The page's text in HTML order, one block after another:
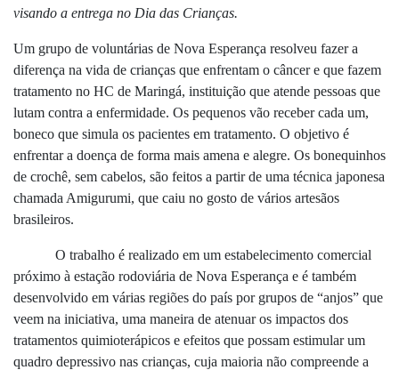
visando a entrega no Dia das Crianças.
Um grupo de voluntárias de Nova Esperança resolveu fazer a
diferença na vida de crianças que enfrentam o câncer e que fazem
tratamento no HC de Maringá, instituição que atende pessoas que
lutam contra a enfermidade. Os pequenos vão receber cada um,
boneco que simula os pacientes em tratamento. O objetivo é
enfrentar a doença de forma mais amena e alegre. Os bonequinhos
de crochê, sem cabelos, são feitos a partir de uma técnica japonesa
chamada Amigurumi, que caiu no gosto de vários artesãos
brasileiros.
O trabalho é realizado em um estabelecimento comercial
próximo à estação rodoviária de Nova Esperança e é também
desenvolvido em várias regiões do país por grupos de “anjos” que
veem na iniciativa, uma maneira de atenuar os impactos dos
tratamentos quimioterápicos e efeitos que possam estimular um
quadro depressivo nas crianças, cuja maioria não compreende a